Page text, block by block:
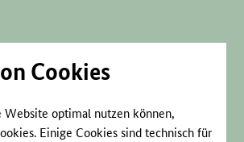
Cookies
Website optimal nutzen können,
Einige Cookies sind technisch für